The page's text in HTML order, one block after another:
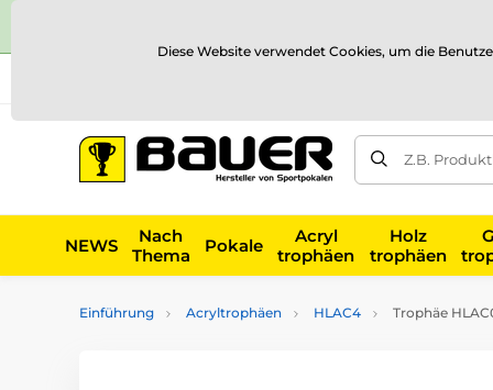
Z.B.
NEWS
Nach
Thema
Pokale
Acryl
trophäen
Holz
trophäen
Einführung Acryltrophäen HLAC4 Trophäe
Diese Website verwendet Cookies, um die